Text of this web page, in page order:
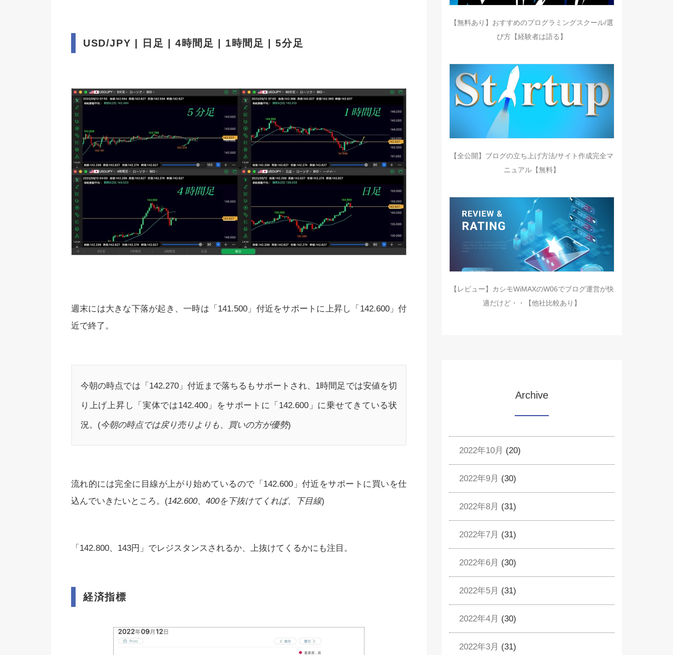
USD/JPY | 日足 | 4時間足 | 1時間足 | 5分足
週末には大きな下落が起き、一時は「141.500」付近をサポートに上昇し「142.600」付
近で終了。
今朝の時点では「142.270」付近まで落ちるもサポートされ、1時間足では安値を切
り上げ上昇し「実体では142.400」をサポートに「142.600」に乗せてきている状
況。(今朝の時点では戻り売りよりも、買いの方が優勢)
流れ的には完全に目線が上がり始めているので「142.600」付近をサポートに買いを仕
込んでいきたいところ。(142.600、400を下抜けてくれば、下目線)
「142.800、143円」でレジスタンスされるか、上抜けてくるかにも注目。
経済指標
【無料あり】おすすめのプログラミングスクール/選
び方【経験者は語る】
【全公開】ブログの立ち上げ方法/サイト作成完全マ
ニュアル【無料】
【レビュー】カシモWiMAXのW06でブログ運営が快
適だけど・・【他社比較あり】
Archive
2022年10月 (20)
2022年9月 (30)
2022年8月 (31)
2022年7月 (31)
2022年6月 (30)
2022年5月 (31)
2022年4月 (30)
2022年3月 (31)